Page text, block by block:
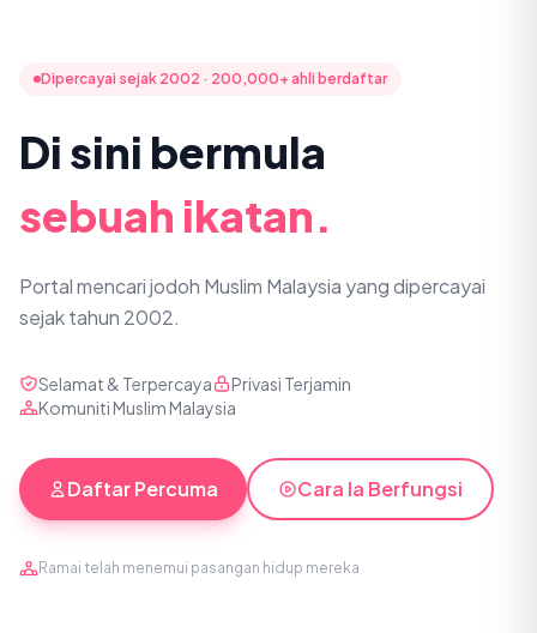
Dipercayai sejak 2002 · 200,000+ ahli berdaftar
Di sini bermula
sebuah ikatan.
Portal mencari jodoh Muslim Malaysia yang dipercayai
sejak tahun 2002.
Selamat & Terpercaya
Privasi Terjamin
Komuniti Muslim Malaysia
Daftar Percuma Cara Ia Berfungsi
Ramai telah menemui pasangan hidup mereka